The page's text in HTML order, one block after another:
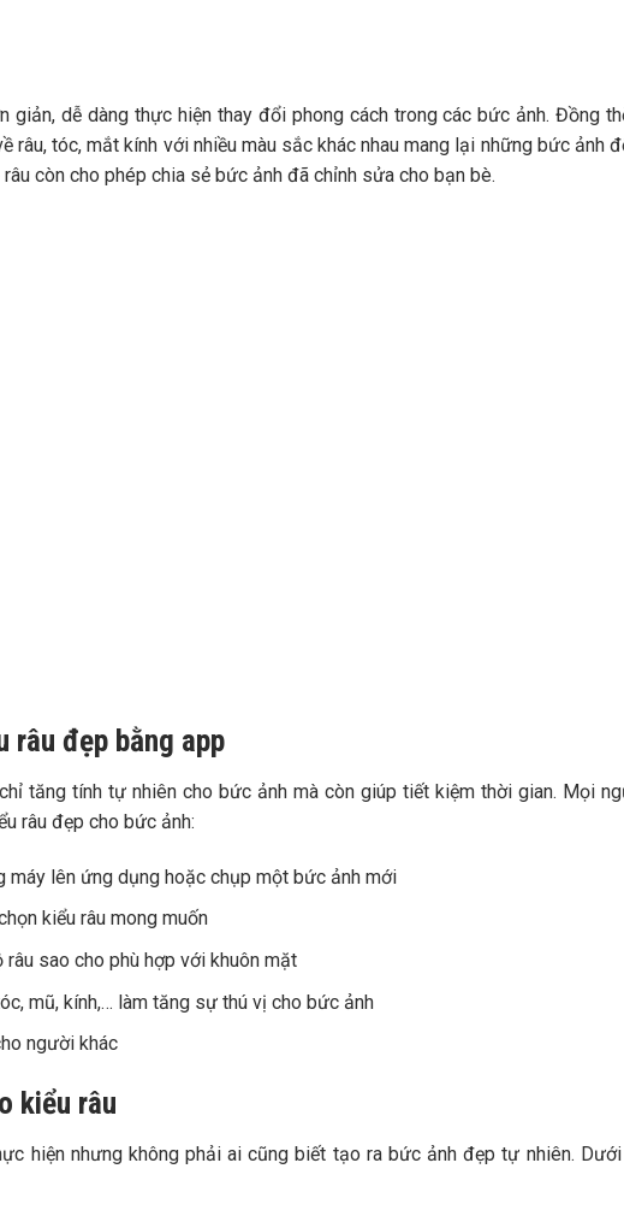
giản, dễ dàng thực hiện thay đổi phong cách trong các bức ảnh. Đồng
râu, tóc, mắt kính với nhiều màu sắc khác nhau mang lại những bức ảnh
còn cho phép chia sẻ bức ảnh đã chỉnh sửa cho bạn bè.
râu đẹp bằng app
tăng tính tự nhiên cho bức ảnh mà còn giúp tiết kiệm thời gian. Mọi
râu đẹp cho bức ảnh:
lên ứng dụng hoặc chụp một bức ảnh mới
kiểu râu mong muốn
sao cho phù hợp với khuôn mặt
mũ, kính,… làm tăng sự thú vị cho bức ảnh
người khác
kiểu râu
hiện nhưng không phải ai cũng biết tạo ra bức ảnh đẹp tự nhiên.